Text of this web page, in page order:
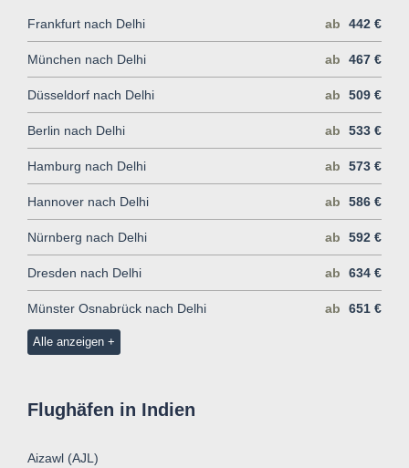
Frankfurt nach Delhi ab 442 €
München nach Delhi ab 467 €
Düsseldorf nach Delhi ab 509 €
Berlin nach Delhi ab 533 €
Hamburg nach Delhi ab 573 €
Hannover nach Delhi ab 586 €
Nürnberg nach Delhi ab 592 €
Dresden nach Delhi ab 634 €
Münster Osnabrück nach Delhi ab 651 €
Alle anzeigen
Flughäfen in Indien
Aizawl (AJL)